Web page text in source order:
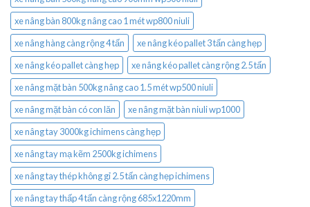
xe nâng bàn 800kg nâng cao 1 mét wp800 niuli
xe nâng hàng càng rộng 4 tấn
xe nâng kéo pallet 3 tấn càng hẹp
xe nâng kéo pallet càng hẹp
xe nâng kéo pallet càng rộng 2.5 tấn
xe nâng mặt bàn 500kg nâng cao 1.5 mét wp500 niuli
xe nâng mặt bàn có con lăn
xe nâng mặt bàn niuli wp1000
xe nâng tay 3000kg ichimens càng hẹp
xe nâng tay mạ kẽm 2500kg ichimens
xe nâng tay thép không gỉ 2.5 tấn càng hẹp ichimens
xe nâng tay thấp 4 tấn càng rộng 685x1220mm